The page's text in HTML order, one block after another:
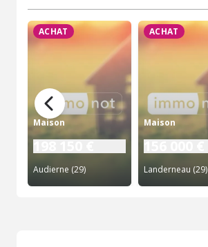
ACHAT
Maison
198 150 €
Audierne (29)
ACHAT
Maison
156 000 €
Landerneau (29)